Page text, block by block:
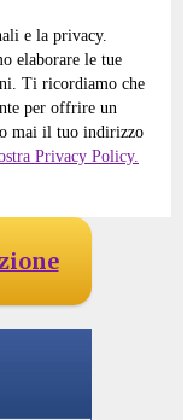
e la privacy.
elaborare le tue
Ti ricordiamo che
per offrire un
mai il tuo indirizzo
Privacy Policy.